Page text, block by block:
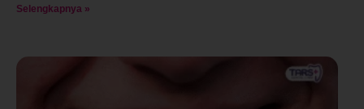
Selengkapnya »